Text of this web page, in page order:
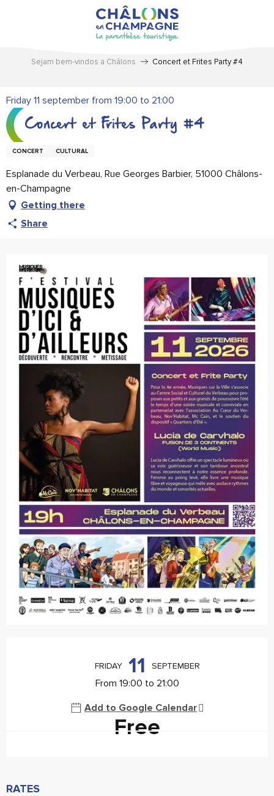
Sejam bem-vindos a Châlons Concert et Frites Party #4
Friday 11 september from 19:00 to 21:00
Concert et Frites Party #4
CONCERT CULTURAL
Esplanade du Verbeau, Rue Georges Barbier, 51000 Châlons-
en-Champagne
Getting there
Share
FRIDAY 11 SEPTEMBER
From 19:00 to 21:00
Add to Google Calendar
Free
RATES